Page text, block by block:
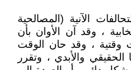
الآنية (المصالحية
، وقد آن الأوان بأن
وقتية ، وقد حان الوقت
والأبدي ، وتقرر